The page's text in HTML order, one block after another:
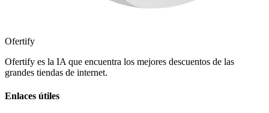
Ofertify
Ofertify es la IA que encuentra los mejores descuentos de las
grandes tiendas de internet.
Enlaces útiles